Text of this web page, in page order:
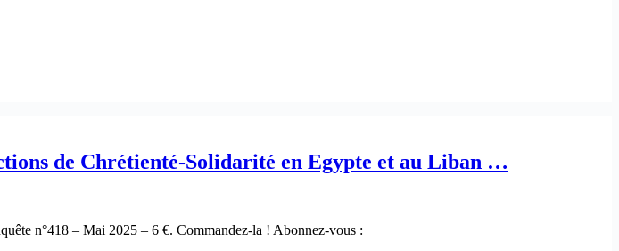
de Chrétienté-Solidarité en Egypte et au Liban …
n°418 – Mai 2025 – 6 €. Commandez-la ! Abonnez-vous :